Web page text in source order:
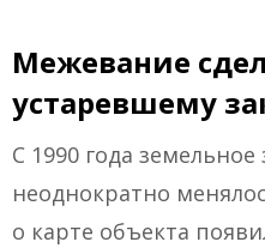
Межевание
устаревшему
C 1990 года
неоднократно
о карте объекта